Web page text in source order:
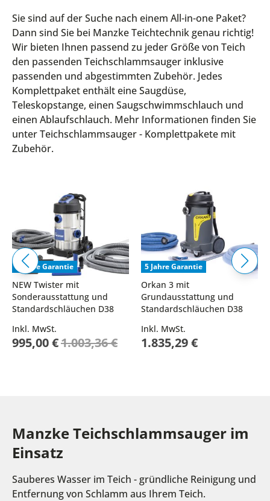
Sie sind auf der Suche nach einem All-in-one Paket?
Dann sind Sie bei Manzke Teichtechnik genau richtig!
Wir bieten Ihnen passend zu jeder Größe von Teich
den passenden Teichschlammsauger inklusive
passenden und abgestimmten Zubehör. Jedes
Komplettpaket enthält eine Saugdüse,
Teleskopstange, einen Saugschwimmschlauch und
einen Ablaufschlauch. Mehr Informationen finden Sie
unter Teichschlammsauger - Komplettpakete mit
Zubehör.
5 Jahre Garantie
NEW Twister mit
Sonderausstattung und
Standardschläuchen D38
Sonderpreis
995,00 €1.003,36 €
Inkl. MwSt.
5 Jahre Garantie
Orkan 3 mit
Grundausstattung und
Standardschläuchen D38
1.835,29 €
Inkl. MwSt.
Manzke Teichschlammsauger im
Einsatz
Sauberes Wasser im Teich - gründliche Reinigung und
Entfernung von Schlamm aus Ihrem Teich.